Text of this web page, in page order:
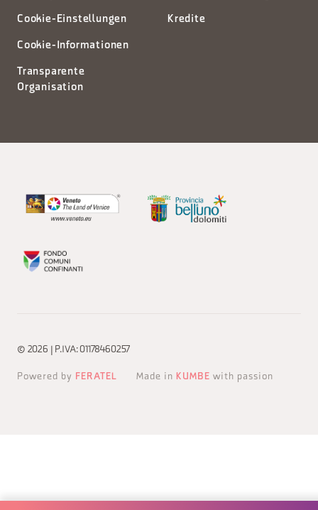
Cookie-Einstellungen
Cookie-Informationen
Transparente
Organisation
Kredite
© 2026 | P.IVA: 01178460257
Powered by FERATEL Made in KUMBE with passion